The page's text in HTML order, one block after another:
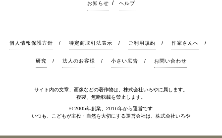
お知らせ ヘルプ
個人情報保護方針 特定商取引法表示 ご利用規約 作家さんへ
研究 法人のお客様 小さい広告 お問い合わせ
サイト内の文章、画像などの著作物は、株式会社いろやに属します。
複製、無断転載を禁止します。
© 2005年創業、2016年から運営です
いつも、こどもが主役・自然を大切にする運営会社は、株式会社いろや